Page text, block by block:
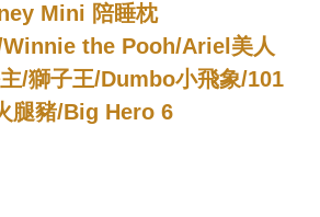
Mini 陪睡枕
the Pooh/Ariel美人
/獅子王/Dumbo小飛象/101
腿豬/Big Hero 6